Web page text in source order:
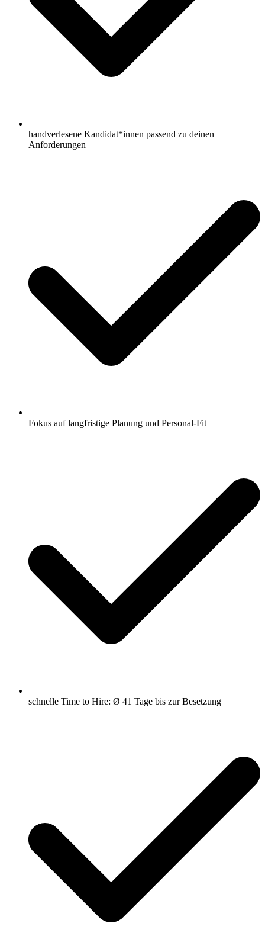
handverlesene Kandidat*innen passend zu deinen
Anforderungen
Fokus auf langfristige Planung und Personal-Fit
schnelle Time to Hire: Ø 41 Tage bis zur Besetzung